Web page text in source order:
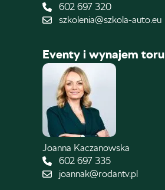
602 697 320
szkolenia@szkola-auto.eu
Eventy i wynajem toru
Joanna Kaczanowska
602 697 335
joannak@rodantv.pl